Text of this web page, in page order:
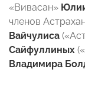
«Вивасан»
членов
Вайчулиса
Сайфуллиных
Владимира